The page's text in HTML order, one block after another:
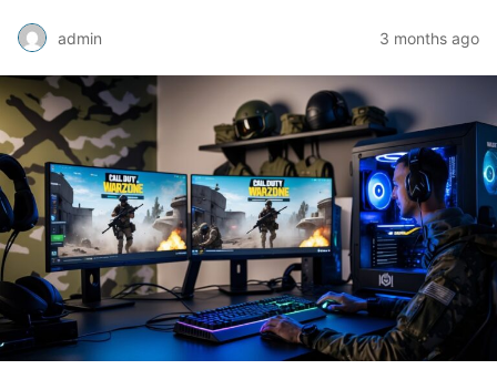
admin 3 months ago